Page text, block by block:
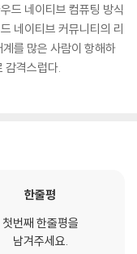
게 공유하기 위한 영감
간 쉽지가 않다. 이전
한 물리 서버, IDC나 특
리고 총 비용효율 증대와
산을 사용해서 인프라
인프라스트럭처 관리는
관리하고 싶은 시스템 관
하는가? 이 책을 통해
리고 언제 자신만의 추
대하는 바를 설명하고,
지도 않으며, 특정 제품
에게는 너무 기술적일
드 네이티브 컴퓨팅 방식
네이티브 커뮤니티의 리
를 많은 사람이 항해하
감격스럽다.
한줄평
첫번째 한줄평을
남겨주세요.